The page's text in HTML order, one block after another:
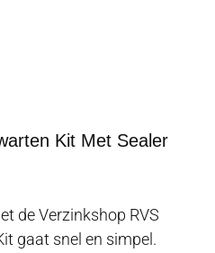
Kit Met Sealer
de Verzinkshop RVS
gaat snel en simpel.